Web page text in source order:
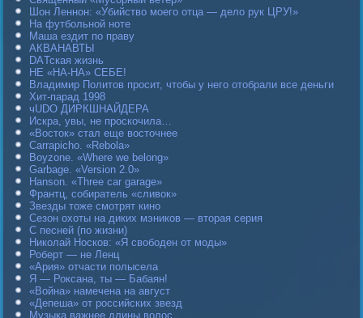
Шон Леннон: «Убийство моего отца — дело рук ЦРУ!»
На футбольной ноте
Маша ездит по праву
АКВАНАВТЫ
DAТская жизнь
НЕ «НА-НА» СЕБЕ!
Владимир Политов просит, чтобы у него отобрали все деньги
Хит-парад 1998
чUDO ДИРКШНАЙДЕРА
Искра, увы, не проскочила…
«Восток» стал еще восточнее
Carraрicho. «Rebola»
Boyzone. «Where we belong»
Garbage. «Version 2.0»
Hanson. «Three car garage»
Франтц, собиратель «сливок»
Звезды тоже смотрят кино
Сезон охоты на диких мэников — вторая серия
С песней (по жизни)
Николай Носков: «Я свободен от моды»
Роберт — не Ленц
«Ария» отчасти полысела
Я — Роксана, ты — Бабаян!
«Война» намечена на август
«Депеша» от российских звезд
Музыка важнее длины волос